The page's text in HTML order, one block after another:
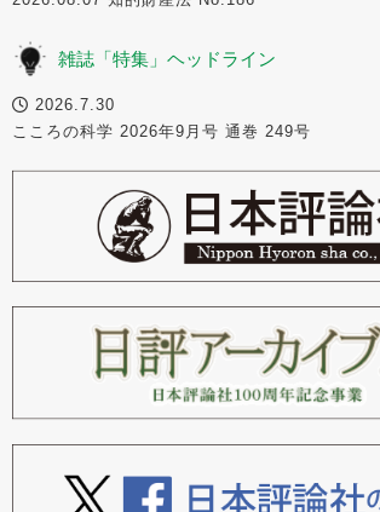
雑誌「特集」ヘッドライン
2026.7.30
こころの科学 2026年9月号 通巻 249号